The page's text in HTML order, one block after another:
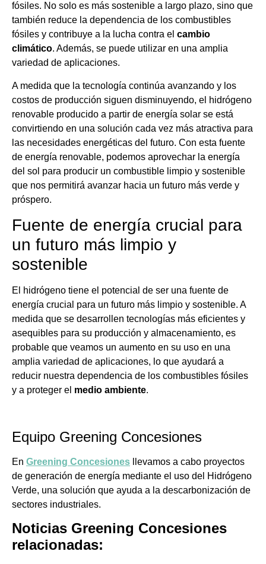
fósiles. No solo es más sostenible a largo plazo, sino que
también reduce la dependencia de los combustibles
fósiles y contribuye a la lucha contra el cambio
climático. Además, se puede utilizar en una amplia
variedad de aplicaciones.
A medida que la tecnología continúa avanzando y los
costos de producción siguen disminuyendo, el hidrógeno
renovable producido a partir de energía solar se está
convirtiendo en una solución cada vez más atractiva para
las necesidades energéticas del futuro. Con esta fuente
de energía renovable, podemos aprovechar la energía
del sol para producir un combustible limpio y sostenible
que nos permitirá avanzar hacia un futuro más verde y
próspero.
Fuente de energía crucial para
un futuro más limpio y
sostenible
El hidrógeno tiene el potencial de ser una fuente de
energía crucial para un futuro más limpio y sostenible. A
medida que se desarrollen tecnologías más eficientes y
asequibles para su producción y almacenamiento, es
probable que veamos un aumento en su uso en una
amplia variedad de aplicaciones, lo que ayudará a
reducir nuestra dependencia de los combustibles fósiles
y a proteger el medio ambiente.
Equipo Greening Concesiones
En Greening Concesiones llevamos a cabo proyectos
de generación de energía mediante el uso del Hidrógeno
Verde, una solución que ayuda a la descarbonización de
sectores industriales.
Noticias Greening Concesiones
relacionadas: